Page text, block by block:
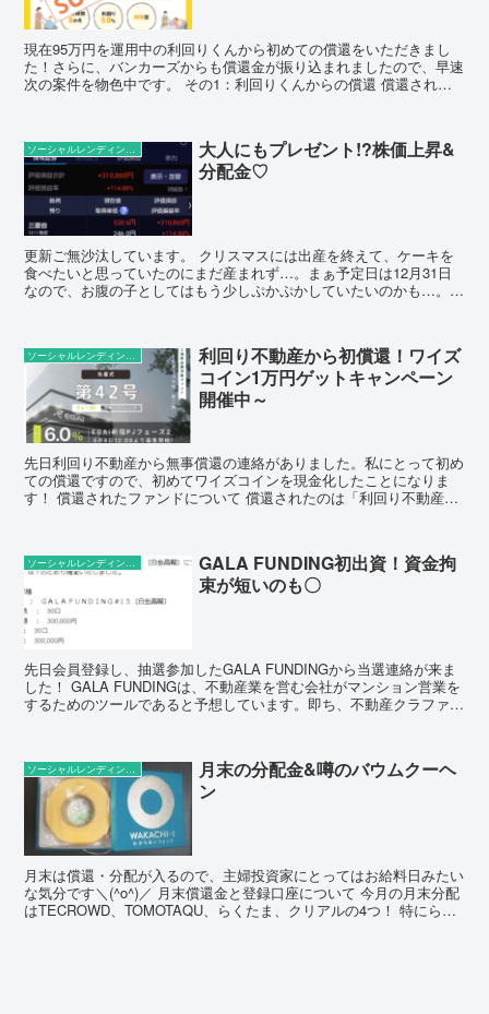
現在95万円を運用中の利回りくんから初めての償還をいただきまし
た！さらに、バンカーズからも償還金が振り込まれましたので、早速
次の案件を物色中です。 その1：利回りくんからの償還 償還される
ソーシャルレンディングの話題
大人にもプレゼント!?株価上昇&
分配金♡
更新ご無沙汰しています。 クリスマスには出産を終えて、ケーキを
食べたいと思っていたのにまだ産まれず…。まぁ予定日は12月31日
なので、お腹の子としてはもう少しぷかぷかしていたいのかも…。
ソーシャルレンディングの話題
利回り不動産から初償還！ワイズ
コイン1万円ゲットキャンペーン
開催中～
先日利回り不動産から無事償還の連絡がありました。私にとって初め
ての償還ですので、初めてワイズコインを現金化したことになりま
す！ 償還されたファンドについて 償還されたのは「利回り不動産42
ソーシャルレンディングの話題
GALA FUNDING初出資！資金拘
束が短いのも〇
先日会員登録し、抽選参加したGALA FUNDINGから当選連絡が来ま
した！ GALA FUNDINGは、不動産業を営む会社がマンション営業を
するためのツールであると予想しています。即ち、不動産クラファン
ソーシャルレンディングの話題
月末の分配金&噂のバウムクーヘ
ン
月末は償還・分配が入るので、主婦投資家にとってはお給料日みたい
な気分です＼(^o^)／ 月末償還金と登録口座について 今月の月末分配
はTECROWD、TOMOTAQU、らくたま、クリアルの4つ！ 特にらく